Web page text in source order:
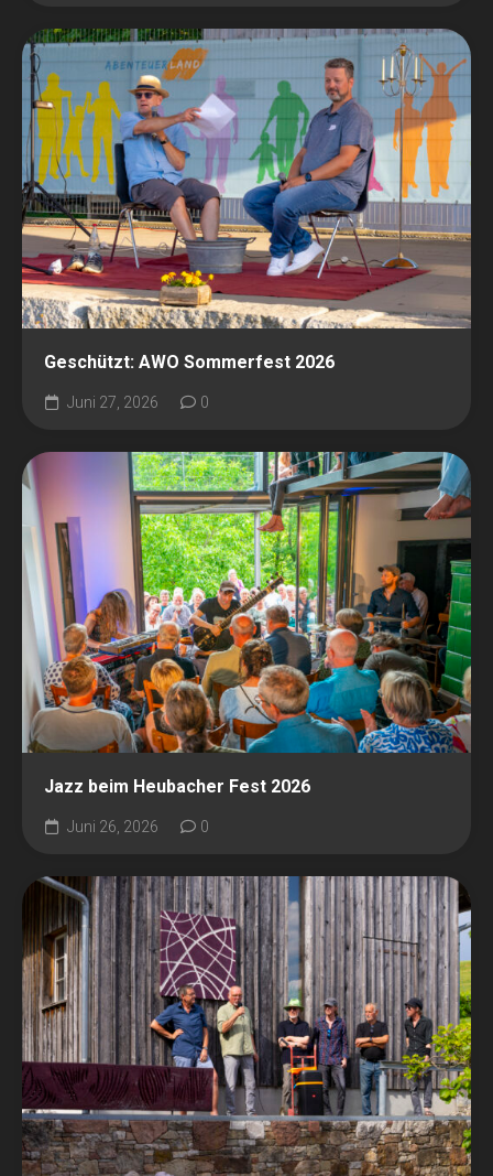
Geschützt: AWO Sommerfest 2026
Juni 27, 2026 0
Jazz beim Heubacher Fest 2026
Juni 26, 2026 0